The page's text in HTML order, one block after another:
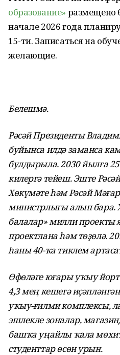
образование» размещено
начале 2026 года
15-ти. Записаться на
желающие.
Белешмә.
Рәсәй Президенты
буйынса илдә заманса
булдырыла. 2030 йылға
килергә тейеш. Эште
Хөкүмәте һәм Рәсәй
министрлығы алып бара.
балалар» милли проекты
проектлана һәм төҙөлә.
һаны 40-ҡа тиклем
Өфөләге юғары уҡыу
4,3 мең кешегә
уҡыу-ғилми комплексы,
эшлекле зоналар,
башҡа уңайлы ҡала
студенттар өсөн урын.